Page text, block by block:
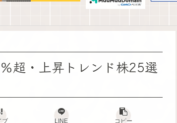
超・上昇トレンド株25選
ブ LINE コピー